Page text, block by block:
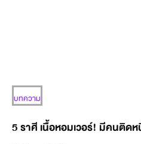
บทความ
5 ราศี เนื้อหอมเวอร์! มีคนติด